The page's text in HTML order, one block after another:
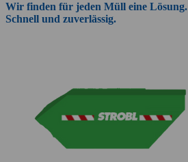
Wir finden für jeden Müll eine Lösung.
Schnell und zuverlässig.